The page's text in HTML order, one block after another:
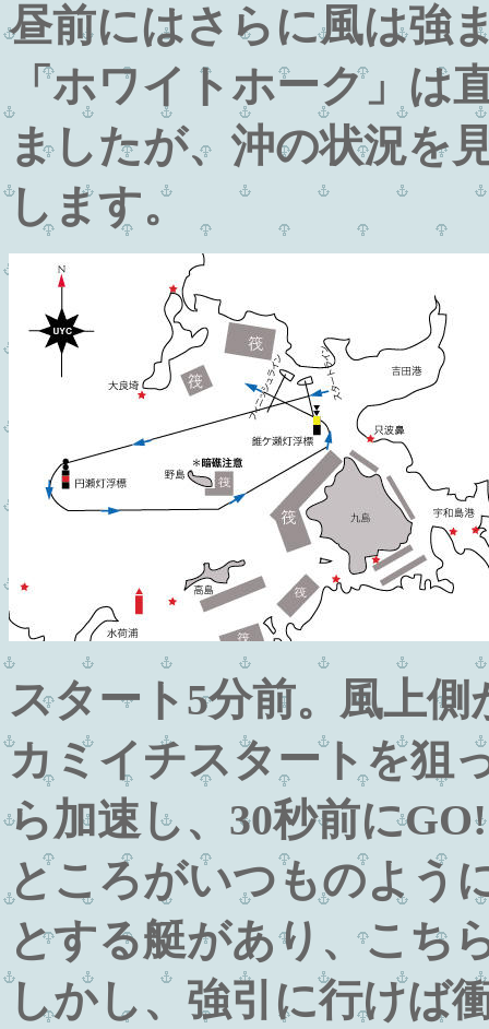
昼前にはさらに風は強
「ホワイトホーク」は
ましたが、沖の状況を
します。
スタート5分前。風上側
カミイチスタートを狙
ら加速し、30秒前に
ところがいつものよう
とする艇があり、こち
しかし、強引に行けば